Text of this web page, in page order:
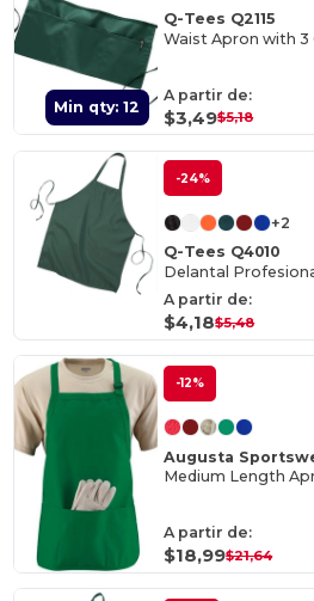
Min qty: 12
Q-Tees Q2115
Waist Apron with
A partir de:
$3,49$5,18
-24%
+2
Q-Tees Q4010
Delantal
A partir de:
$4,18$5,48
-12%
Augusta
Medium Length
A partir de:
$18,99$21,64